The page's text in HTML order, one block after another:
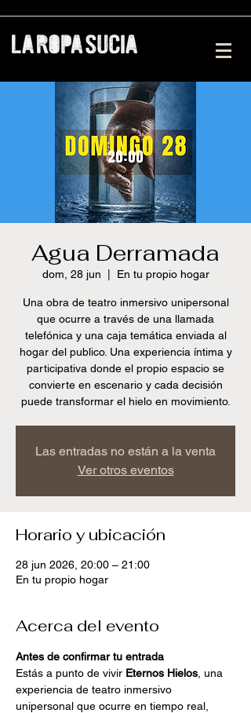
Agua Derramada
dom, 28 jun En tu propio hogar
Una obra de teatro inmersivo unipersonal
que ocurre a través de una llamada
telefónica y una caja temática enviada al
hogar del publico. Una experiencia íntima y
participativa donde el propio espacio se
convierte en escenario y cada decisión
puede transformar el hielo en movimiento.
Las entradas no están a la venta
Ver otros eventos
Horario y ubicación
28 jun 2026, 20:00 – 21:00
En tu propio hogar
Acerca del evento
Antes de confirmar tu entrada
Estás a punto de vivir Eternos Hielos , una
experiencia de teatro inmersivo
unipersonal que ocurre en tiempo real,